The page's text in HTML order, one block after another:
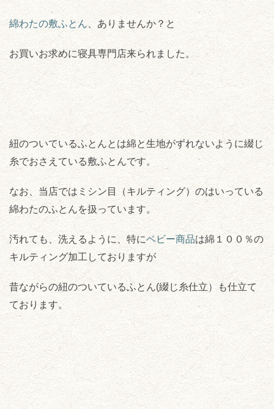
綿わたの敷ふとん 、ありませんか？と
お買いお求めに寝具専門店来られました。
紐のついているふとんとは綿と生地がずれないように綴じ
糸でおさえている敷ふとんです。
なお、当店ではミシン目（キルティング）のはいっている
綿わたのふとんを扱っています。
汚れても、洗えるように、特にベビー商品は綿１００％の
キルティング加工しておりますが
昔ながらの紐のついているふとん(綴じ糸仕立）も仕立て
ております。